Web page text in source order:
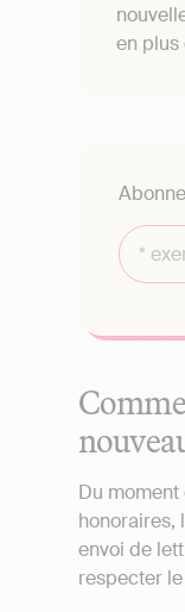
en plus
Du moment
honoraires,
envoi de
respecter